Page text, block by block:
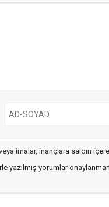
imalar, inançlara saldırı
yazılmış yorumlar